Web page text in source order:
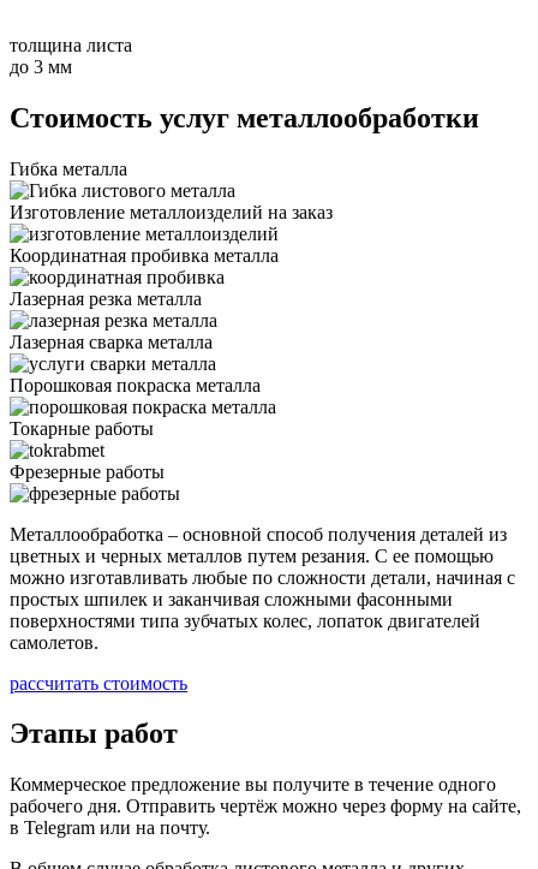
толщина листа
до 3 мм
Стоимость услуг металлообработки
Гибка металла
Изготовление металлоизделий на заказ
Координатная пробивка металла
Лазерная резка металла
Лазерная сварка металла
Порошковая покраска металла
Токарные работы
Фрезерные работы
Металлообработка – основной способ получения деталей из
цветных и черных металлов путем резания. С ее помощью
можно изготавливать любые по сложности детали, начиная с
простых шпилек и заканчивая сложными фасонными
поверхностями типа зубчатых колес, лопаток двигателей
самолетов.
рассчитать стоимость
Этапы работ
Коммерческое предложение вы получите в течение одного
рабочего дня. Отправить чертёж можно через форму на сайте,
в Telegram или на почту.